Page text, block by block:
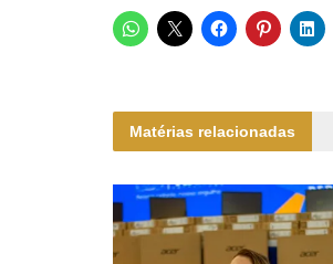
Matérias relacionadas